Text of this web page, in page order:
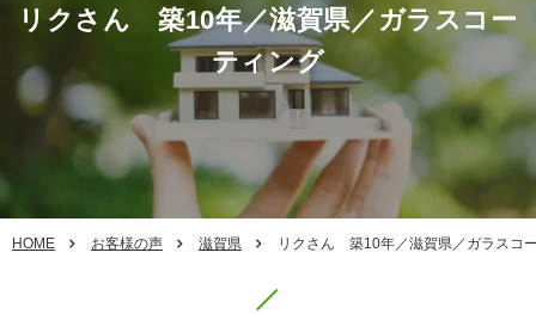
リクさん 築10年／滋賀県／ガラスコー
ティング
HOME お客様の声 滋賀県 リクさん 築10年／滋賀県／ガラスコ